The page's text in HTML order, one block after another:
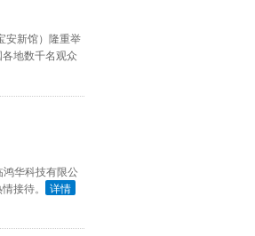
安新馆）隆重举
地数千名观众
华科技有限公
接待。
详情